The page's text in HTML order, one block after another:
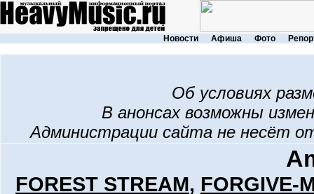
Новости Афиша Фото
Об условиях
В анонсах возможны
Администрации сайта не несёт
FOREST STREAM, FORGIVE-